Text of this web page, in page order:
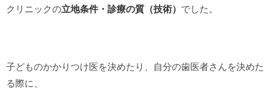
クリニックの立地条件・診療の質（技術） でした。
子どものかかりつけ医を決めたり、自分の歯医者さんを決めた
る際に、